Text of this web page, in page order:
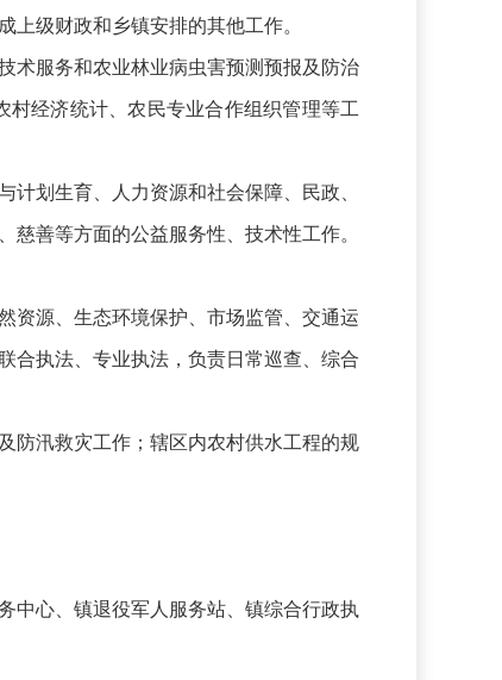
级财政和乡镇安排的其他工作。
服务和农业林业病虫害预测预报及防治
经济统计、农民专业合作组织管理等工
划生育、人力资源和社会保障、民政、
善等方面的公益服务性、技术性工作。
源、生态环境保护、市场监管、交通运
合执法、专业执法，负责日常巡查、综合
汛救灾工作；辖区内农村供水工程的规
心、镇退役军人服务站、镇综合行政执